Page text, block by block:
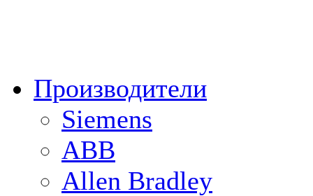
Производители
Siemens
ABB
Allen Bradley